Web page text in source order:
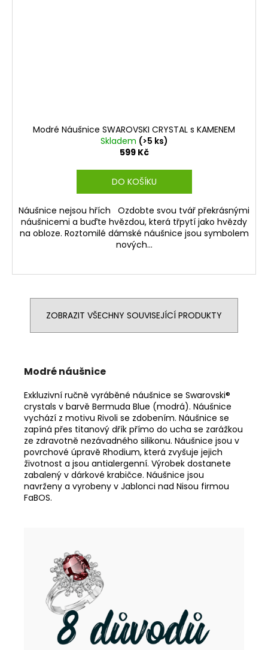
Modré Náušnice SWAROVSKI CRYSTAL s KAMENEM
Skladem (>5 ks)
599 Kč
DO KOŠÍKU
Náušnice nejsou hřích Ozdobte svou tvář překrásnými
náušnicemi a buďte hvězdou, která třpytí jako hvězdy
na obloze. Roztomilé dámské náušnice jsou symbolem
nových...
ZOBRAZIT VŠECHNY SOUVISEJÍCÍ PRODUKTY
Modré náušnice
Exkluzivní ručně vyráběné náušnice se Swarovski®
crystals v barvě Bermuda Blue (modrá). Náušnice
vychází z motivu Rivoli se zdobením. Náušnice se
zapíná přes titanový dřík přímo do ucha se zarážkou
ze zdravotně nezávadného silikonu. Náušnice jsou v
povrchové úpravě Rhodium, která zvyšuje jejich
životnost a jsou antialergenní. Výrobek dostanete
zabalený v dárkové krabičce. Náušnice jsou
navrženy a vyrobeny v Jablonci nad Nisou firmou
FaBOS.